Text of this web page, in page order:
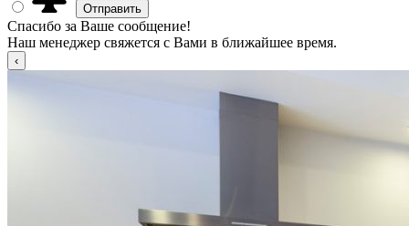
Спасибо за Ваше сообщение!
Наш менеджер свяжется с Вами в ближайшее время.